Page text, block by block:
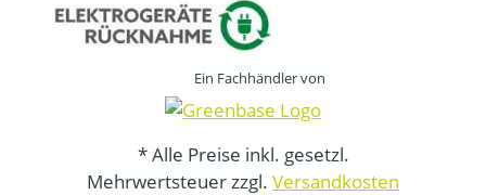
Ein Fachhändler von
* Alle Preise inkl. gesetzl.
Mehrwertsteuer zzgl. Versandkosten